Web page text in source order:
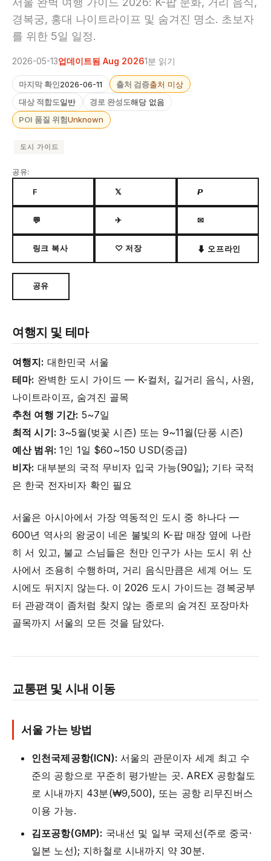
경복궁, 홍대 나이트라이프 및 숨겨진 명소. 초보자
를 위한 5일 일정.
2026-05-13업데이트됨 Aug 20261분 읽기
마지막 확인2026-06-11 출처 검증출처 미상
대상 적합도일반 경로 완성도해당 없음
POI 품질 위험Unknown
도시 가이드
공유:
F 𝕏 𝙋
💬 ✈ ✉
링크 복사 ♡ 저장 ⬇ 오프라인
공유
여행지 및 테마
여행지: 대한민국 서울
테마: 완벽한 도시 가이드 — K-컬처, 길거리 음식, 사원,
나이트라이프, 숨겨진 골목
추천 여행 기간: 5~7일
최적 시기: 3~5월(벚꽃 시즌) 또는 9~11월(단풍 시즌)
예산 범위: 1인 1일 $60~150 USD(중급)
비자: 대부분의 국적 무비자 입국 가능(90일); 기타 국적
은 한국 전자비자 확인 필요
서울은 아시아에서 가장 역동적인 도시 중 하나다 —
600년 역사의 왕궁이 네온 불빛의 K-팝 매장 옆에 나란
히 서 있고, 불교 스님들은 천만 인구가 사는 도시 위 산
사에서 조용히 수행하며, 거리 음식만큼은 세계 어느 도
시에도 뒤지지 않는다. 이 2026 도시 가이드는 경복궁부
터 관광객이 좀처럼 찾지 않는 종로의 숨겨진 포장마차
골목까지 서울의 모든 것을 담았다.
교통편 및 시내 이동
서울 가는 방법
인천국제공항(ICN): 서울의 관문이자 세계 최고 수
준의 공항으로 꾸준히 평가받는 곳. AREX 공항철도
로 시내까지 43분(₩9,500), 또는 공항 리무진버스
이용 가능.
김포공항(GMP): 국내선 및 일부 국제선(주로 중국·
일본 노선); 지하철로 시내까지 약 30분.